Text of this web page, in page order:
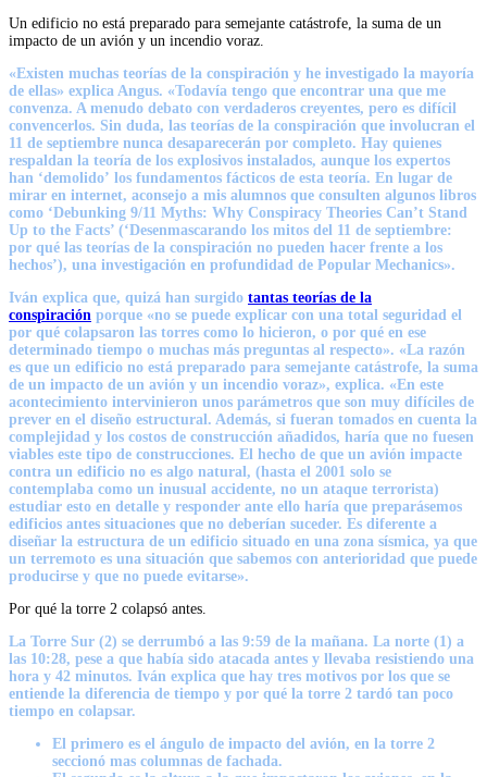
Un edificio no está preparado para semejante catástrofe, la suma de un
impacto de un avión y un incendio voraz.
«Existen muchas teorías de la conspiración y he investigado la mayoría
de ellas» explica Angus. «Todavía tengo que encontrar una que me
convenza. A menudo debato con verdaderos creyentes, pero es difícil
convencerlos. Sin duda, las teorías de la conspiración que involucran el
11 de septiembre nunca desaparecerán por completo. Hay quienes
respaldan la teoría de los explosivos instalados, aunque los expertos
han ‘demolido’ los fundamentos fácticos de esta teoría. En lugar de
mirar en internet, aconsejo a mis alumnos que consulten algunos libros
como ‘Debunking 9/11 Myths: Why Conspiracy Theories Can’t Stand
Up to the Facts’ (‘Desenmascarando los mitos del 11 de septiembre:
por qué las teorías de la conspiración no pueden hacer frente a los
hechos’), una investigación en profundidad de Popular Mechanics».
Iván explica que, quizá han surgido tantas teorías de la
conspiración porque «no se puede explicar con una total seguridad el
por qué colapsaron las torres como lo hicieron, o por qué en ese
determinado tiempo o muchas más preguntas al respecto». «La razón
es que un edificio no está preparado para semejante catástrofe, la suma
de un impacto de un avión y un incendio voraz», explica. «En este
acontecimiento intervinieron unos parámetros que son muy difíciles de
prever en el diseño estructural. Además, si fueran tomados en cuenta la
complejidad y los costos de construcción añadidos, haría que no fuesen
viables este tipo de construcciones. El hecho de que un avión impacte
contra un edificio no es algo natural , (hasta el 2001 solo se
contemplaba como un inusual accidente, no un ataque terrorista)
estudiar esto en detalle y responder ante ello haría que preparásemos
edificios antes situaciones que no deberían suceder. Es diferente a
diseñar la estructura de un edificio situado en una zona sísmica, ya que
un terremoto es una situación que sabemos con anterioridad que puede
producirse y que no puede evitarse».
Por qué la torre 2 colapsó antes.
La Torre Sur (2) se derrumbó a las 9:59 de la mañana. La norte (1) a
las 10:28, pese a que había sido atacada antes y llevaba resistiendo una
hora y 42 minutos. Iván explica que hay tres motivos por los que se
entiende la diferencia de tiempo y por qué la torre 2 tardó tan poco
tiempo en colapsar.
El primero es el ángulo de impacto del avión, en la torre 2
seccionó mas columnas de fachada.